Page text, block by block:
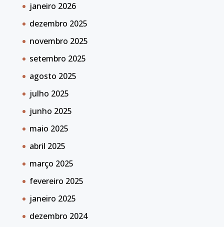
janeiro 2026
dezembro 2025
novembro 2025
setembro 2025
agosto 2025
julho 2025
junho 2025
maio 2025
abril 2025
março 2025
fevereiro 2025
janeiro 2025
dezembro 2024